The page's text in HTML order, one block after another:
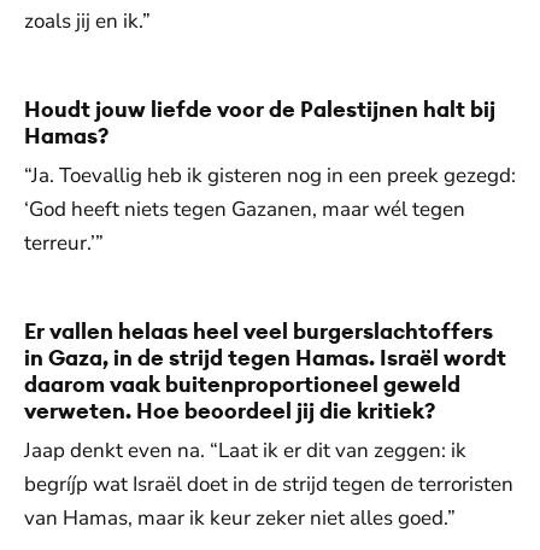
zoals jij en ik.”
Houdt jouw liefde voor de Palestijnen halt bij
Hamas?
“Ja. Toevallig heb ik gisteren nog in een preek gezegd:
‘God heeft niets tegen Gazanen, maar wél tegen
terreur.’”
Er vallen helaas heel veel burgerslachtoffers
in Gaza, in de strijd tegen Hamas. Israël wordt
daarom vaak buitenproportioneel geweld
verweten. Hoe beoordeel jij die kritiek?
Jaap denkt even na. “Laat ik er dit van zeggen: ik
begríjp wat Israël doet in de strijd tegen de terroristen
van Hamas, maar ik keur zeker niet alles goed.”